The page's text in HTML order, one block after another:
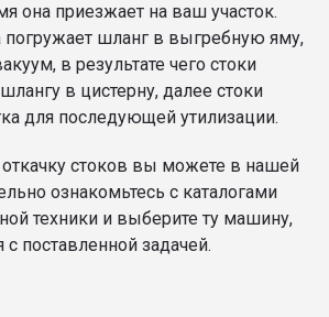
она приезжает на ваш участок.
погружает шланг в выгребную яму,
в результате чего стоки
в цистерну, далее стоки
для последующей утилизации.
откачку стоков вы можете в нашей
ознакомьтесь с каталогами
техники и выберите ту машину,
с поставленной задачей.